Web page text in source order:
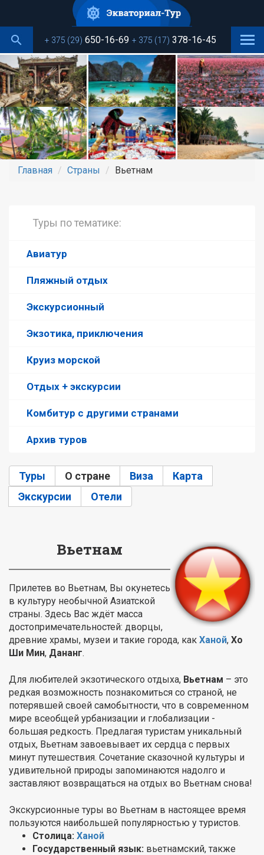
основному
содержанию+ 375 (29) 650-16-69 + 375 (17) 378-16-45
Главная Страны Вьетнам
Туры по тематике:
Авиатур
Пляжный отдых
Экскурсионный
Экзотика, приключения
Круиз морской
Отдых + экскурсии
Комбитур с другими странами
Архив туров
Туры О стране (активная вкладка)
Виза
Карта
Экскурсии
Отели
Вьетнам
Прилетев во Вьетнам, Вы окунетесь
в культуру необычной Азиатской
страны. Здесь Вас ждёт масса
достопримечательностей: дворцы,
древние храмы, музеи и такие города, как Ханой, Хо
Ши Мин, Дананг.
Для любителей экзотического отдыха, Вьетнам – это
редкая возможность познакомиться со страной, не
потерявшей своей самобытности, что в современном
мире всеобщей урбанизации и глобализации -
большая редкость. Предлагая туристам уникальный
отдых, Вьетнам завоевывает их сердца с первых
минут путешествия. Сочетание сказочной культуры и
удивительной природы запоминаются надолго и
заставляют возвращаться на отдых во Вьетнам снова!
Экскурсионные туры во Вьетнам в настоящее время
пользуются наибольшей популярностью у туристов.
Столица: Ханой
Государственный язык: вьетнамский, также